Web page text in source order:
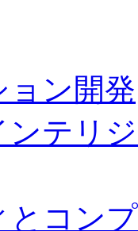
ョン開発
ンテリ
とコン